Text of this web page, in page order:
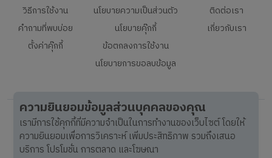
วิธีการใช้งาน
คำถามที่พบบ่อย
ตั้งค่าคุ๊กกี้
นโยบายความเป็นส่วนตัว
นโยบายคุ๊กกี้
ข้อตกลงการใช้งาน
นโยบายการขอลบข้อมูล
ติดต่อเรา
เกี่ยวกับเรา
ความยินยอมข้อมูลส่วนบุคคลของคุณ
เรามีการใช้คุกกี้ที่มีความจำเป็นในการทำงานของเว็บไซต์ โดยให้
ความยินยอมเพื่อการวิเคราะห์ เพิ่มประสิทธิภาพ รวมถึงเสนอ
บริการ โปรโมชั่น การตลาด และโฆษณา